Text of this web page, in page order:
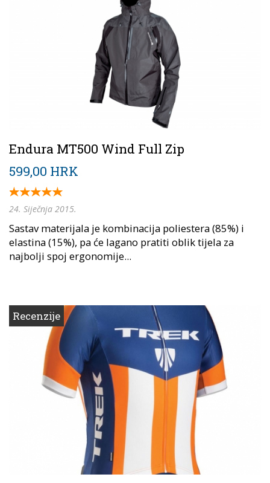
Endura MT500 Wind Full Zip
599,00 HRK
24. Siječnja 2015.
Sastav materijala je kombinacija poliestera (85%) i
elastina (15%), pa će lagano pratiti oblik tijela za
najbolji spoj ergonomije...
Recenzije